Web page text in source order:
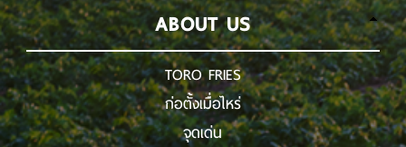
ABOUT US
TORO FRIES
ก่อตั้งเมื่อไหร่
จุดเด่น